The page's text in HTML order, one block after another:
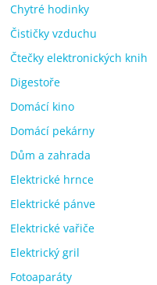
Chytré hodinky
Čističky vzduchu
Čtečky elektronických knih
Digestoře
Domácí kino
Domácí pekárny
Dům a zahrada
Elektrické hrnce
Elektrické pánve
Elektrické vařiče
Elektrický gril
Fotoaparáty